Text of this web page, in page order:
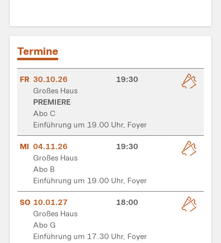
Termine
FR 30.10.26
19:30
Großes Haus
PREMIERE
Abo C
Einführung um 19.00 Uhr, Foyer
MI 04.11.26
19:30
Großes Haus
Abo B
Einführung um 19.00 Uhr, Foyer
SO 10.01.27
18:00
Großes Haus
Abo G
Einführung um 17.30 Uhr, Foyer